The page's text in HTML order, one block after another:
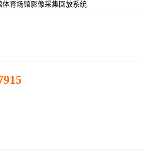
体育场馆影像采集回放系统